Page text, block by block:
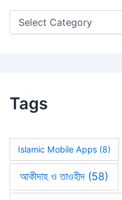
:
Tags
Islamic Mobile Apps(8)
আকীদাহ ও তাওহীদ(58)